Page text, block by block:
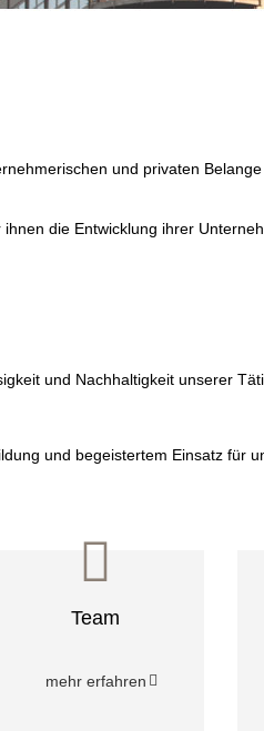
und privaten
die Entwicklung ihrer
und Nachhaltigkeit unserer
und begeistertem Einsatz für
Team
mehr erfahren